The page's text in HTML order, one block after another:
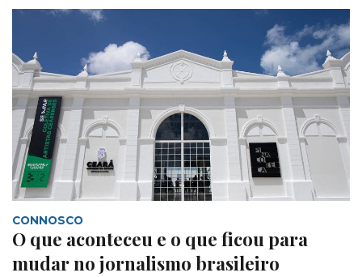
CONNOSCO
O que aconteceu e o que ficou para
mudar no jornalismo brasileiro